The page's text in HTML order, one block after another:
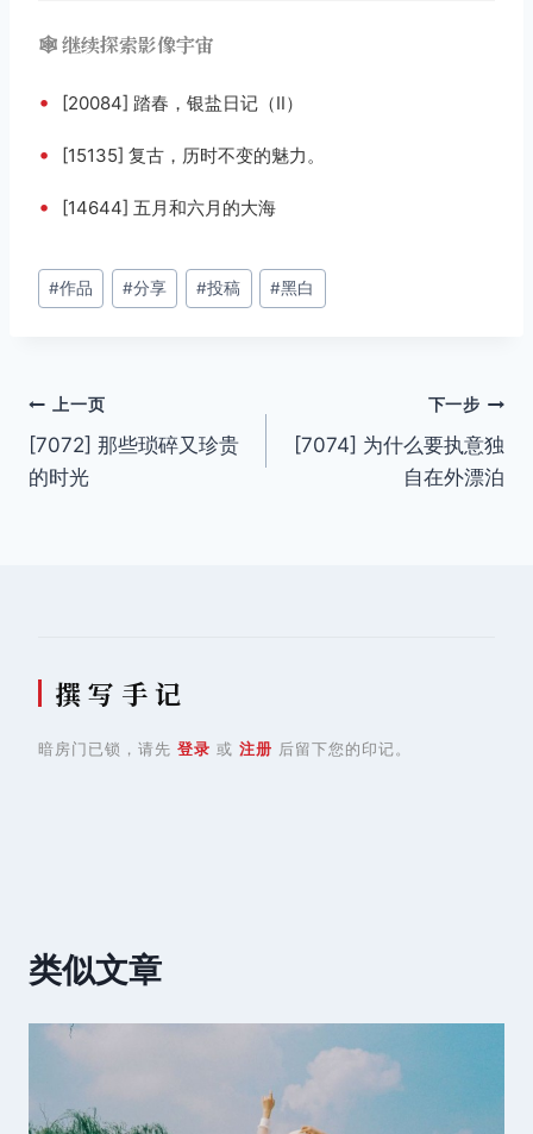
🕸️ 继续探索影像宇宙
• [20084] 踏春，银盐日记（Ⅱ）
• [15135] 复古，历时不变的魅力。
• [14644] 五月和六月的大海
文
章
#作品 #分享 #投稿 #黑白
文
章
上一页
[7072] 那些琐碎又珍贵
的时光
下一步
[7074] 为什么要执意独
自在外漂泊
撰 写 手 记
暗房门已锁，请先 登录 或 注册 后留下您的印记。
类似文章